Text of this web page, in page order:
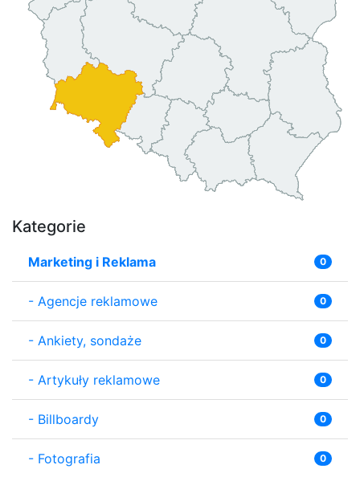
Kategorie
Marketing i Reklama 0
- Agencje reklamowe 0
- Ankiety, sondaże 0
- Artykuły reklamowe 0
- Billboardy 0
- Fotografia 0